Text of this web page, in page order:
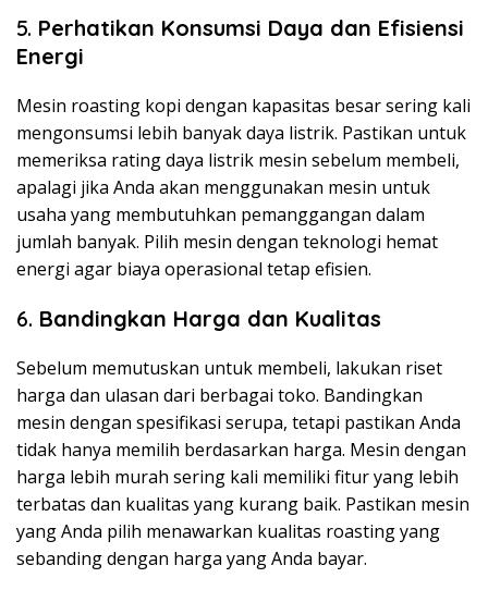
5. Perhatikan Konsumsi Daya dan Efisiensi
Energi
Mesin roasting kopi dengan kapasitas besar sering kali
mengonsumsi lebih banyak daya listrik. Pastikan untuk
memeriksa rating daya listrik mesin sebelum membeli,
apalagi jika Anda akan menggunakan mesin untuk
usaha yang membutuhkan pemanggangan dalam
jumlah banyak. Pilih mesin dengan teknologi hemat
energi agar biaya operasional tetap efisien.
6. Bandingkan Harga dan Kualitas
Sebelum memutuskan untuk membeli, lakukan riset
harga dan ulasan dari berbagai toko. Bandingkan
mesin dengan spesifikasi serupa, tetapi pastikan Anda
tidak hanya memilih berdasarkan harga. Mesin dengan
harga lebih murah sering kali memiliki fitur yang lebih
terbatas dan kualitas yang kurang baik. Pastikan mesin
yang Anda pilih menawarkan kualitas roasting yang
sebanding dengan harga yang Anda bayar.